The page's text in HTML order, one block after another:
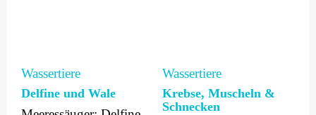
Wassertiere
Delfine und Wale
Wassertiere
Krebse, Muscheln &
Schnecken